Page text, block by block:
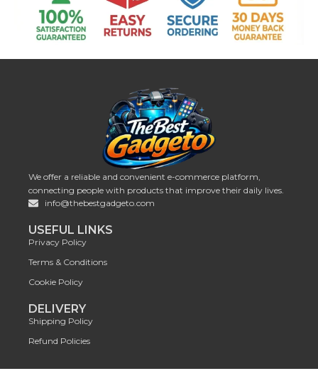
We offer a reliable and convenient e-commerce platform,
connecting people with products that improve their daily lives.
info@thebestgadgeto.com
USEFUL LINKS
Privacy Policy
Terms & Conditions
Cookie Policy
DELIVERY
Shipping Policy
Refund Policies